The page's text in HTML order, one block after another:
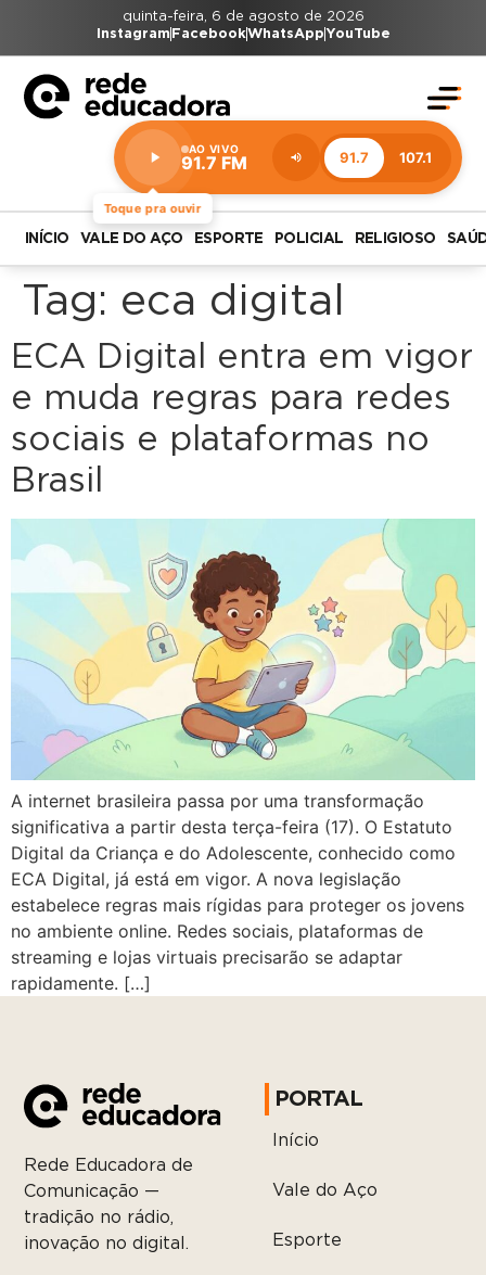
quinta-feira, 6 de agosto de 2026
Instagram FacebookWhatsAppYouTube
Toque pra ouvir
AO VIVO
91.7 FM 91.7 107.1
Estação:
91.7
FM
INÍCIO VALE DO AÇO ESPORTE POLICIAL RELIGIOSO
Tag: eca digital
ECA Digital entra em vigor
e muda regras para redes
sociais e plataformas no
Brasil
A internet brasileira passa por uma transformação
significativa a partir desta terça-feira (17). O Estatuto
Digital da Criança e do Adolescente, conhecido como
ECA Digital, já está em vigor. A nova legislação
estabelece regras mais rígidas para proteger os jovens
no ambiente online. Redes sociais, plataformas de
streaming e lojas virtuais precisarão se adaptar
rapidamente. […]
Rede Educadora de
Comunicação —
tradição no rádio,
inovação no digital.
PORTAL
Início
Vale do Aço
Esporte